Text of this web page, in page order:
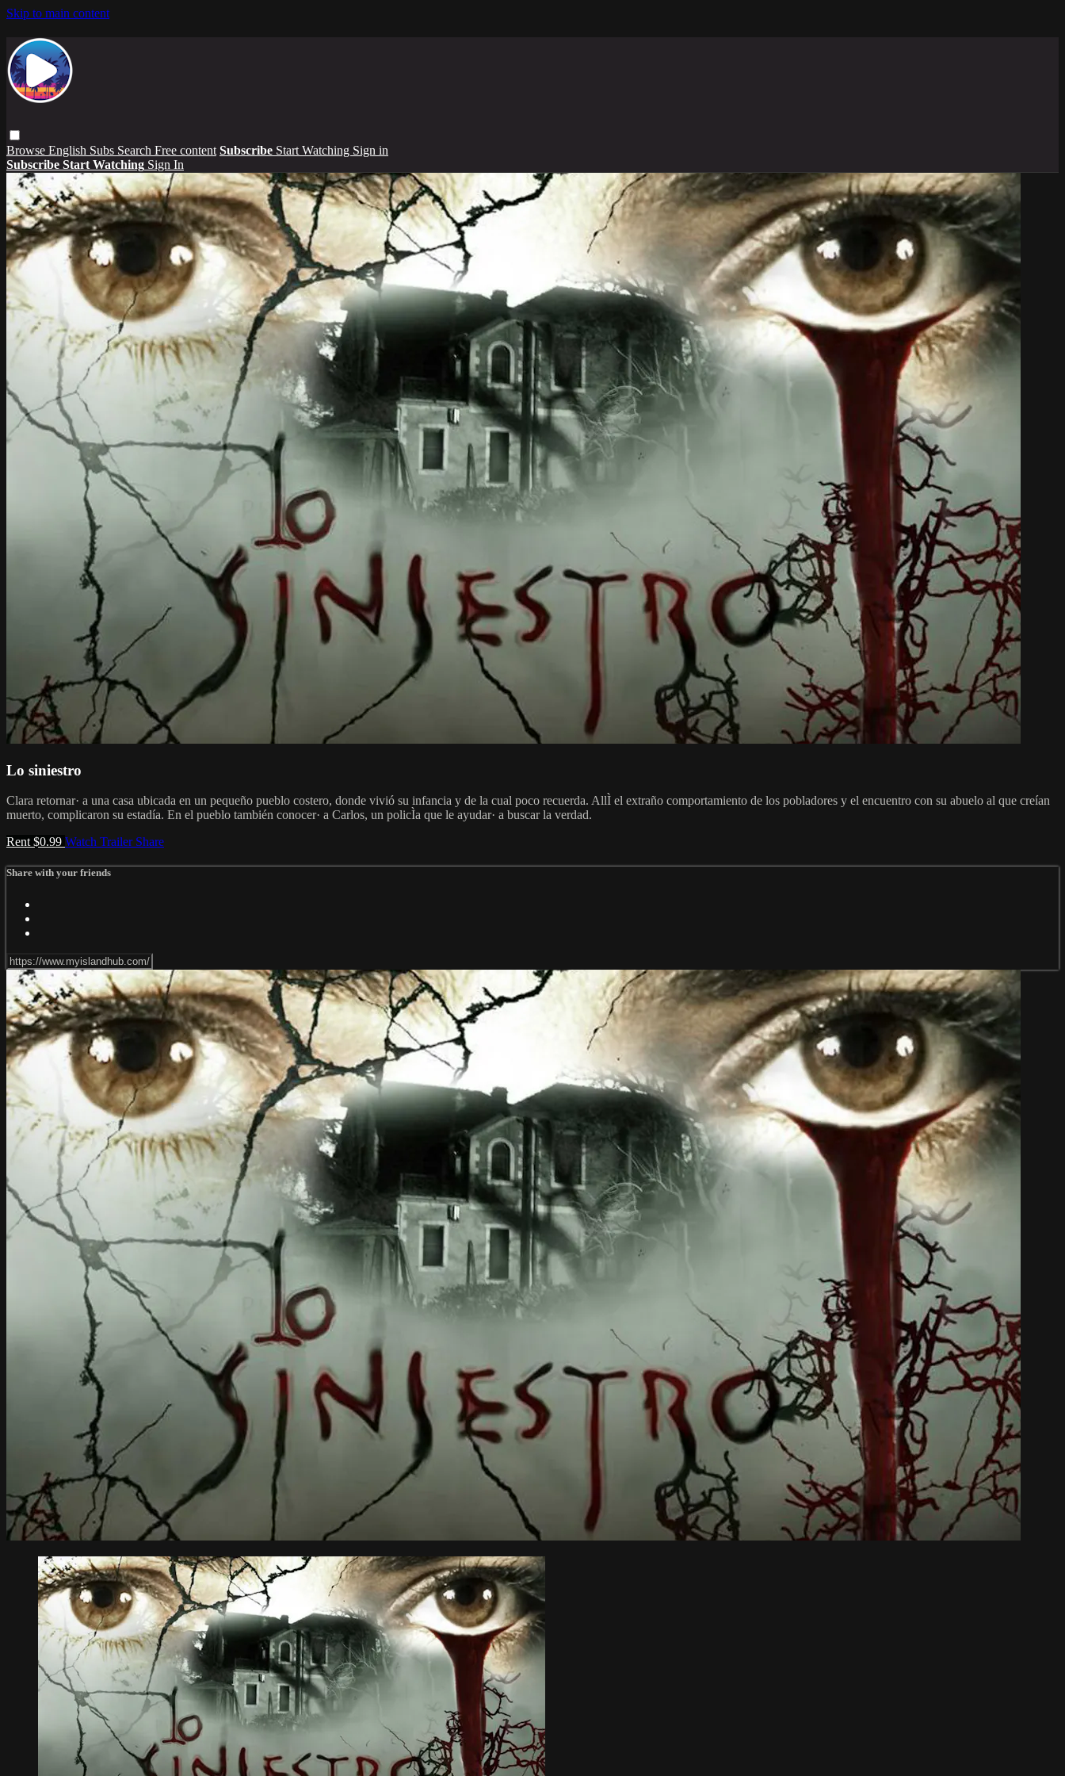
Skip to main content
Browse English Subs Search Free content Subscribe Start Watching Sign in
Subscribe Start Watching Sign In
Lo siniestro
Clara retornar· a una casa ubicada en un pequeño pueblo costero, donde vivió su infancia y de la cual poco recuerda. AllÌ el extraño comportamiento de los pobladores y el encuentro con su abuelo al que creían
muerto, complicaron su estadía. En el pueblo también conocer· a Carlos, un policÌa que le ayudar· a buscar la verdad.
Rent $0.99 Watch Trailer Share
Share with your friends